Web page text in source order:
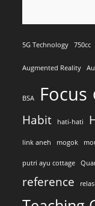
5G Technology 750cc
Augmented Reality
BSA Focus
Habit
hati-hati
link aneh mogok
putri ayu cottage
reference
relasi